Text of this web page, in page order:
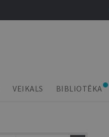
VEIKALS BIBLIOTĒKA